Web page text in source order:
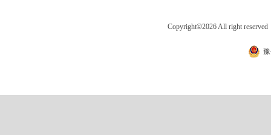
Copyright©2026 All right